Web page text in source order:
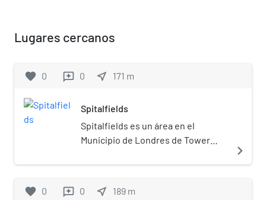
Lugares cercanos
favorite 0 reviews 0 near_me 171 m
Spitalfields
Spitalfields es un área en el
Municipio de Londres de Tower
(Inglaterra), cerca de la Estación de
encuentra en la Comercial Street,
navigate_next
favorite 0 reviews 0 near_me 189 m